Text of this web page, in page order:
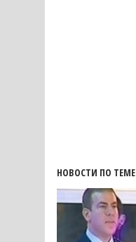
НОВОСТИ ПО ТЕМЕ